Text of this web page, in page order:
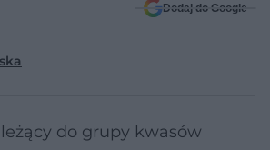
Dodaj do Google
do grupy kwasów